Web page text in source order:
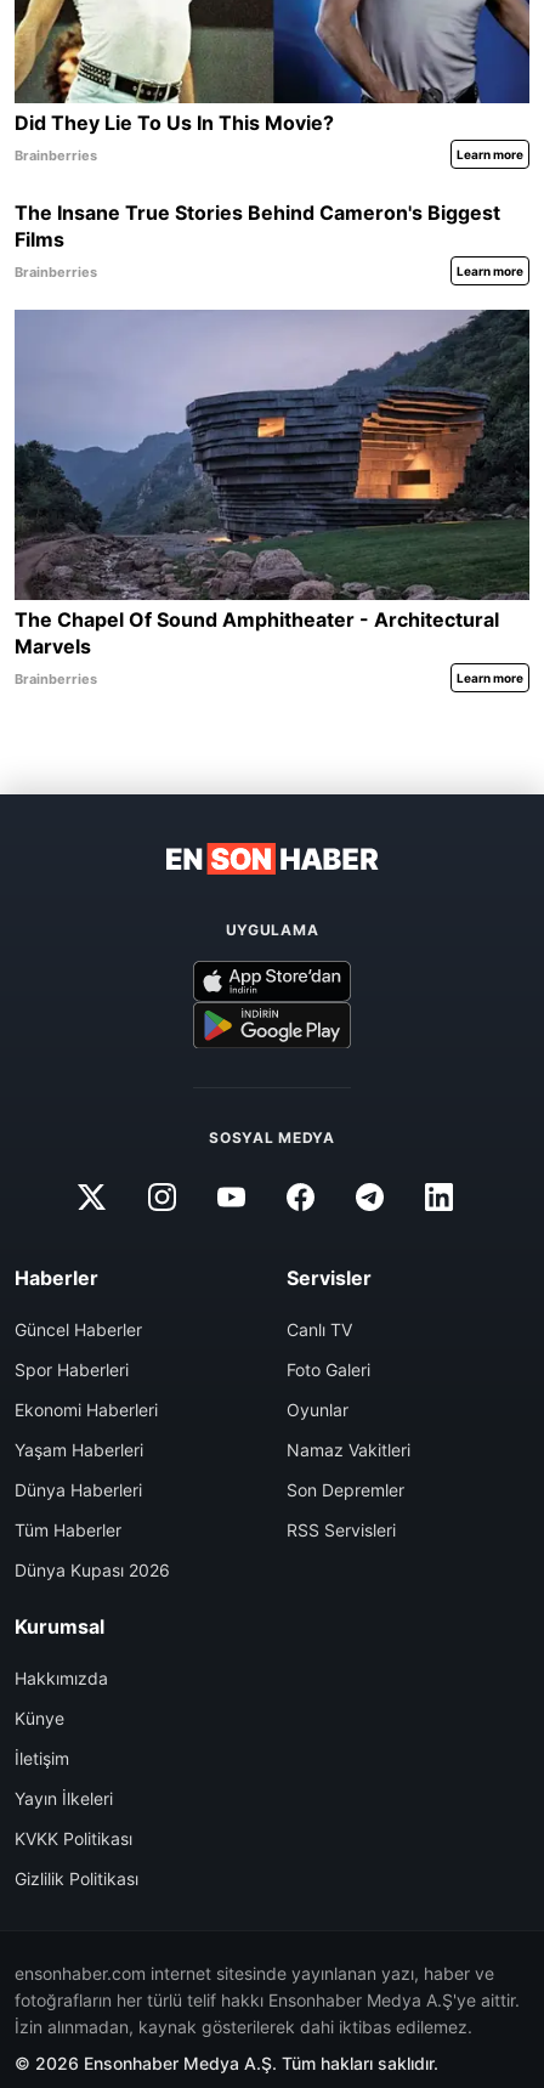
UYGULAMA
SOSYAL MEDYA
Haberler
Güncel Haberler
Spor Haberleri
Ekonomi Haberleri
Yaşam Haberleri
Dünya Haberleri
Tüm Haberler
Dünya Kupası 2026
Servisler
Canlı TV
Foto Galeri
Oyunlar
Namaz Vakitleri
Son Depremler
RSS Servisleri
Kurumsal
Hakkımızda
Künye
İletişim
Yayın İlkeleri
KVKK Politikası
Gizlilik Politikası
ensonhaber.com internet sitesinde yayınlanan yazı, haber ve
fotoğrafların her türlü telif hakkı Ensonhaber Medya A.Ş'ye aittir.
İzin alınmadan, kaynak gösterilerek dahi iktibas edilemez.
© 2026 Ensonhaber Medya A.Ş. Tüm hakları saklıdır.